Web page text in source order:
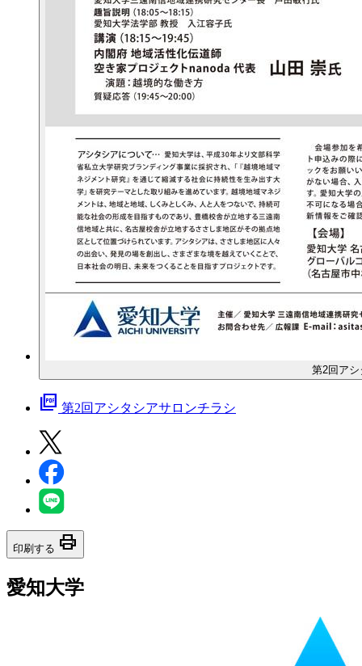
第2回ア
picture_as_pdf 第2回アシタシアサロンチラシ
印刷する print
愛知大学